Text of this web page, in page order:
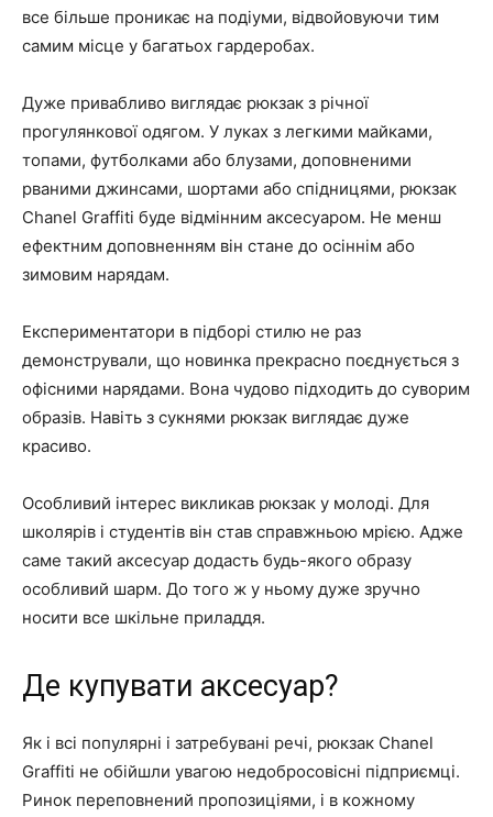
все більше проникає на подіуми, відвойовуючи тим
самим місце у багатьох гардеробах.
Дуже привабливо виглядає рюкзак з річної
прогулянкової одягом. У луках з легкими майками,
топами, футболками або блузами, доповненими
рваними джинсами, шортами або спідницями, рюкзак
Chanel Graffiti буде відмінним аксесуаром. Не менш
ефектним доповненням він стане до осіннім або
зимовим нарядам.
Експериментатори в підборі стилю не раз
демонстрували, що новинка прекрасно поєднується з
офісними нарядами. Вона чудово підходить до суворим
образів. Навіть з сукнями рюкзак виглядає дуже
красиво.
Особливий інтерес викликав рюкзак у молоді. Для
школярів і студентів він став справжньою мрією. Адже
саме такий аксесуар додасть будь-якого образу
особливий шарм. До того ж у ньому дуже зручно
носити все шкільне приладдя.
Де купувати аксесуар?
Як і всі популярні і затребувані речі, рюкзак Chanel
Graffiti не обійшли увагою недобросовісні підприємці.
Ринок переповнений пропозиціями, і в кожному